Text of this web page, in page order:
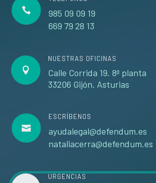

985 09 09 19
669 79 28 13

NUESTRAS OFICINAS
Calle Corrida 19. 8ª planta
33206 Gijón. Asturias

ESCRÍBENOS
ayudalegal@defendum.es
nataliacerra@defendum.es
URGENCIAS